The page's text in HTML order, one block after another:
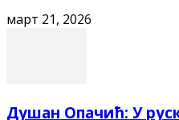
март 21, 2026
Душан Опачић: У